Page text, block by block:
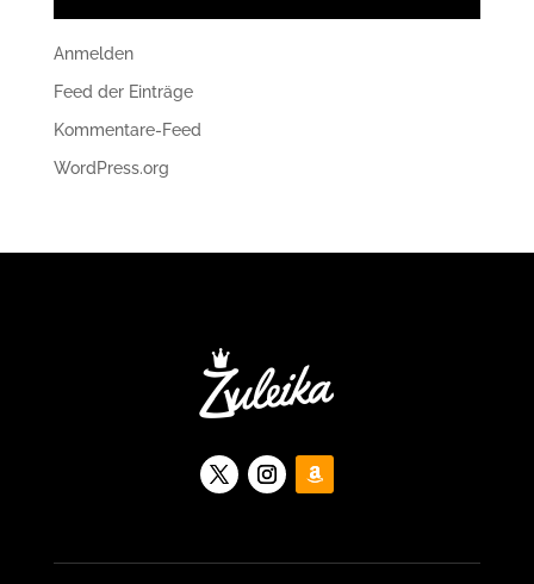
Anmelden
Feed der Einträge
Kommentare-Feed
WordPress.org